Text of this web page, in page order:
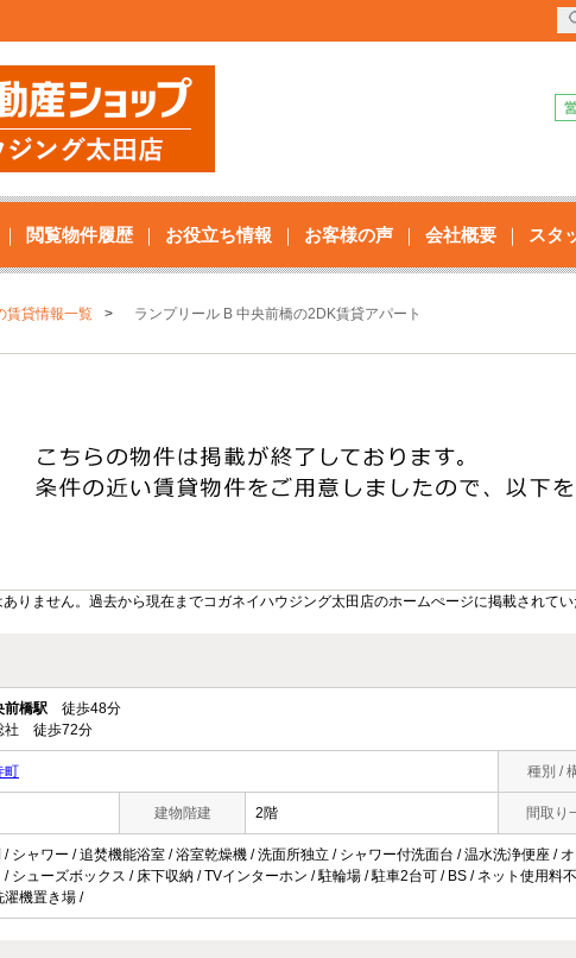
閲覧物件履歴 お役立ち情報 お客様の声 会社概要 スタ
賃貸情報一覧 ランプリール B 中央前橋の2DK賃貸アパート
りません。過去から現在までコガネイハウジング太田店のホームぺージに掲載されてい
前橋駅 徒歩48分
社 徒歩72分
町 種別 /
建物階建 2階 間取り
シャワー / 追焚機能浴室 / 浴室乾燥機 / 洗面所独立 / シャワー付洗面台 / 温水洗浄便座 /
/ シューズボックス / 床下収納 / TVインターホン / 駐輪場 / 駐車2台可 / BS / ネット使用料
濯機置き場 /